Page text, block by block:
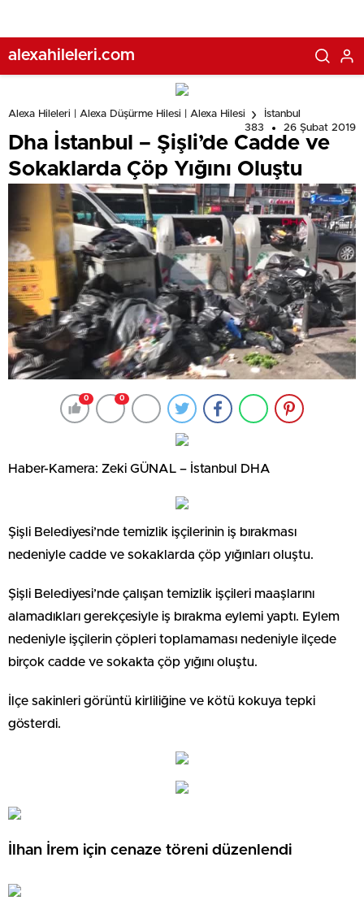
alexahileleri.com
Alexa Hileleri | Alexa Düşürme Hilesi | Alexa Hilesi
İstanbul
383
26 Şubat 2019
Dha İstanbul – Şişli’de Cadde ve
Sokaklarda Çöp Yığını Oluştu
0 0
Haber-Kamera: Zeki GÜNAL – İstanbul DHA
Şişli Belediyesi’nde temizlik işçilerinin iş bırakması
nedeniyle cadde ve sokaklarda çöp yığınları oluştu.
Şişli Belediyesi’nde çalışan temizlik işçileri maaşlarını
alamadıkları gerekçesiyle iş bırakma eylemi yaptı. Eylem
nedeniyle işçilerin çöpleri toplamaması nedeniyle ilçede
birçok cadde ve sokakta çöp yığını oluştu.
İlçe sakinleri görüntü kirliliğine ve kötü kokuya tepki
gösterdi.
İlhan İrem için cenaze töreni düzenlendi